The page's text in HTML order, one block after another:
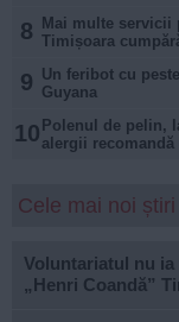
8
Mai multe
Timișoara
9
Un feribot cu
Guyana
10 Polenul de pelin,
alergii
Cele mai noi știri
Voluntariatul nu
„Henri Coandă”